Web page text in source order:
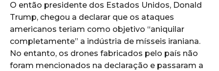
O então presidente dos Estados Unidos, Donald
Trump, chegou a declarar que os ataques
americanos teriam como objetivo “aniquilar
completamente” a indústria de mísseis iraniana.
No entanto, os drones fabricados pelo país não
foram mencionados na declaração e passaram a